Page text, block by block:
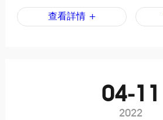
查看詳情 +
04-11
2022